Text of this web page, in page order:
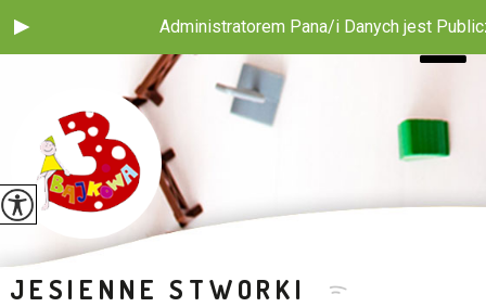
Administratorem Pana/i Danych jest Publiczne
JESIENNE STWORKI